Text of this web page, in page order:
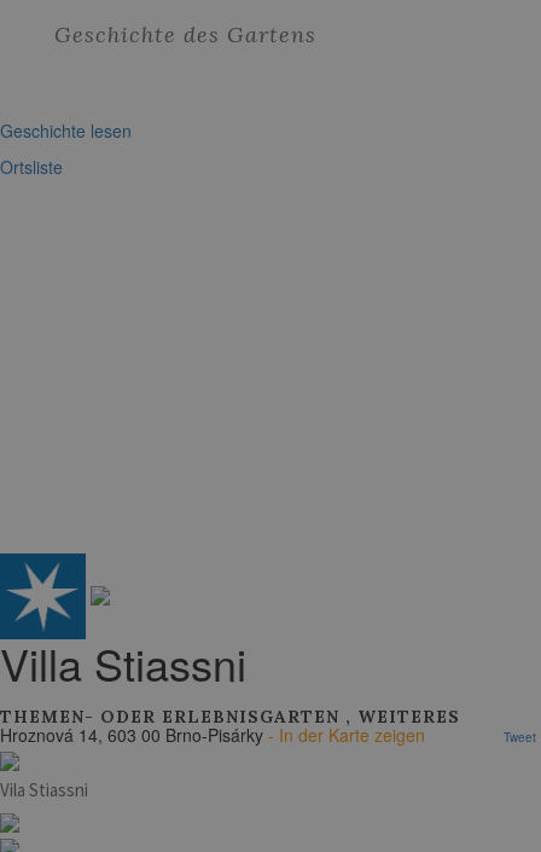
Geschichte des Gartens
Geschichte lesen
Ortsliste
Villa Stiassni
THEMEN- ODER ERLEBNISGARTEN , WEITERES
Hroznová 14, 603 00 Brno-Pisárky - In der Karte zeigen Tweet
Vila Stiassni